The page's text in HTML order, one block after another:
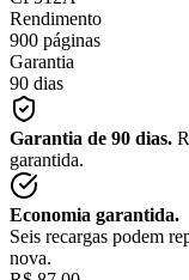
Rendimento
900 páginas
Garantia
90 dias
Garantia de 90 dias.
garantida.
Economia garantida.
Seis recargas podem
nova.